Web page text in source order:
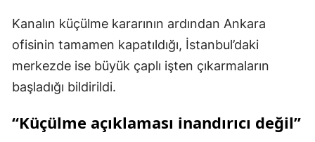
Kanalın küçülme kararının ardından Ankara
ofisinin tamamen kapatıldığı, İstanbul’daki
merkezde ise büyük çaplı işten çıkarmaların
başladığı bildirildi.
“Küçülme açıklaması inandırıcı değil”